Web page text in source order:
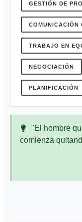
GESTIÓN DE
COMUNICACIÓN
TRABAJO EN
NEGOCIACIÓN
PLANIFICACIÓN
"El hombre
comienza